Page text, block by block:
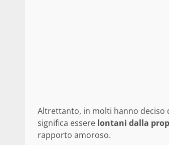
Altrettanto, in molti hanno deciso
significa essere lontani dalla
rapporto amoroso.